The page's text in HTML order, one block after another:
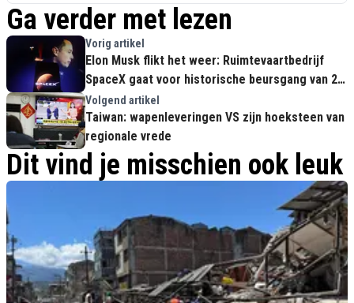
Ga verder met lezen
Vorig artikel
Elon Musk flikt het weer: Ruimtevaartbedrijf
SpaceX gaat voor historische beursgang van 2
biljoen dollar!
Volgend artikel
Taiwan: wapenleveringen VS zijn hoeksteen van
regionale vrede
Dit vind je misschien ook leuk